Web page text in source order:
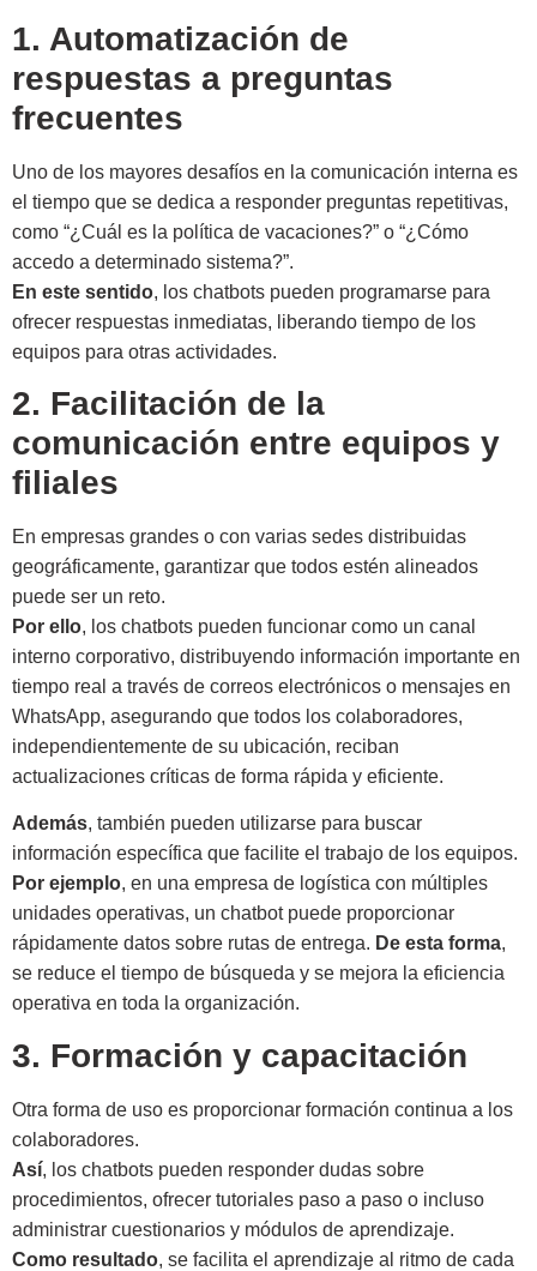
1. Automatización de
respuestas a preguntas
frecuentes
Uno de los mayores desafíos en la comunicación interna es
el tiempo que se dedica a responder preguntas repetitivas,
como “¿Cuál es la política de vacaciones?” o “¿Cómo
accedo a determinado sistema?”.
En este sentido, los chatbots pueden programarse para
ofrecer respuestas inmediatas, liberando tiempo de los
equipos para otras actividades.
2. Facilitación de la
comunicación entre equipos y
filiales
En empresas grandes o con varias sedes distribuidas
geográficamente, garantizar que todos estén alineados
puede ser un reto.
Por ello, los chatbots pueden funcionar como un canal
interno corporativo, distribuyendo información importante en
tiempo real a través de correos electrónicos o mensajes en
WhatsApp, asegurando que todos los colaboradores,
independientemente de su ubicación, reciban
actualizaciones críticas de forma rápida y eficiente.
Además, también pueden utilizarse para buscar
información específica que facilite el trabajo de los equipos.
Por ejemplo, en una empresa de logística con múltiples
unidades operativas, un chatbot puede proporcionar
rápidamente datos sobre rutas de entrega. De esta forma,
se reduce el tiempo de búsqueda y se mejora la eficiencia
operativa en toda la organización.
3. Formación y capacitación
Otra forma de uso es proporcionar formación continua a los
colaboradores.
Así, los chatbots pueden responder dudas sobre
procedimientos, ofrecer tutoriales paso a paso o incluso
administrar cuestionarios y módulos de aprendizaje.
Como resultado, se facilita el aprendizaje al ritmo de cada